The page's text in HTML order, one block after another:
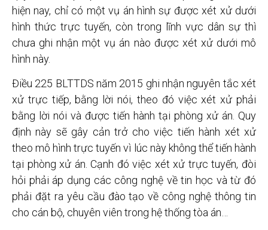
hiện nay, chỉ có một vụ án hình sự được xét xử dưới
hình thức trực tuyến, còn trong lĩnh vực dân sự thì
chưa ghi nhận một vụ án nào được xét xử dưới mô
hình này.
Điều 225 BLTTDS năm 2015 ghi nhận nguyên tắc xét
xử trực tiếp, bằng lời nói, theo đó việc xét xử phải
bằng lời nói và được tiến hành tại phòng xử án. Quy
định này sẽ gây cản trở cho việc tiến hành xét xử
theo mô hình trực tuyến vì lúc này không thể tiến hành
tại phòng xử án. Cạnh đó việc xét xử trực tuyến, đòi
hỏi phải áp dụng các công nghệ về tin học và từ đó
phải đặt ra yêu cầu đào tạo về công nghệ thông tin
cho cán bộ, chuyên viên trong hệ thống tòa án…